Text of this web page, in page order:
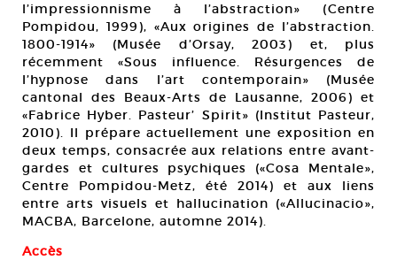
l’impressionnisme à l’abstraction» (Centre
Pompidou, 1999), «Aux origines de l’abstraction.
1800-1914» (Musée d’Orsay, 2003) et, plus
récemment «Sous influence. Résurgences de
l’hypnose dans l’art contemporain» (Musée
cantonal des Beaux-Arts de Lausanne, 2006) et
«Fabrice Hyber. Pasteur’ Spirit» (Institut Pasteur,
2010). Il prépare actuellement une exposition en
deux temps, consacrée aux relations entre avant-
gardes et cultures psychiques («Cosa Mentale»,
Centre Pompidou-Metz, été 2014) et aux liens
entre arts visuels et hallucination («Allucinacio»,
MACBA, Barcelone, automne 2014).
Accès